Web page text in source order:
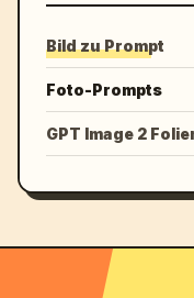
Bild zu Prompt
Foto-Prompts
GPT Image 2